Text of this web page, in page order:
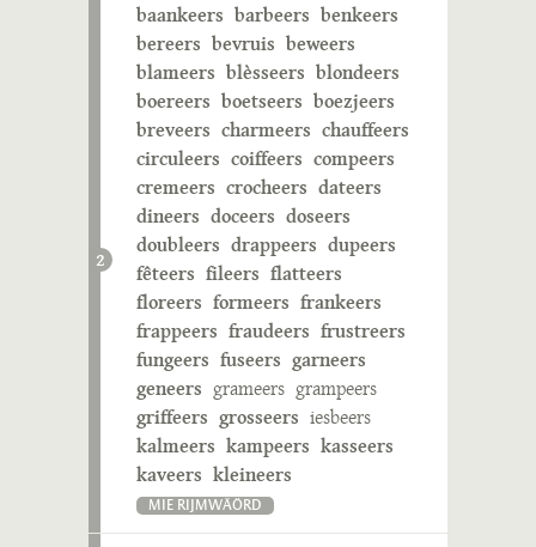
2
baankeers barbeers benkeers
bereers bevruis beweers
blameers blèsseers blondeers
boereers boetseers boezjeers
breveers charmeers chauffeers
circuleers coiffeers compeers
cremeers crocheers dateers
dineers doceers doseers
doubleers drappeers dupeers
fêteers fileers flatteers
floreers formeers frankeers
frappeers fraudeers frustreers
fungeers fuseers garneers
geneers grameers grampeers
griffeers grosseers iesbeers
kalmeers kampeers kasseers
kaveers kleineers
MIE RIJMWÄÖRD